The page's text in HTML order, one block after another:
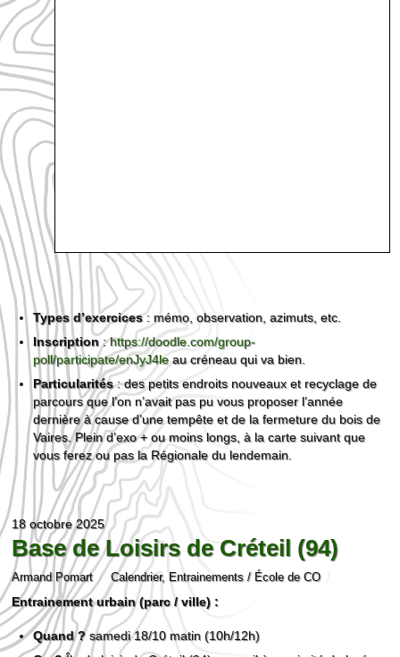
Types d’exercices: mémo, observation, azimuts, etc.
Inscription: https://doodle.com/group-
poll/participate/enJyJ4le au créneau qui va bien.
Particularités: des petits endroits nouveaux et recyclage de
parcours que l’on n’avait pas pu vous proposer l’année
dernière à cause d’une tempête et de la fermeture du bois de
Vaires. Plein d’exo + ou moins longs, à la carte suivant que
vous ferez ou pas la Régionale du lendemain.
18 octobre 2025
Base de Loisirs de Créteil (94)
Armand Pomart Calendrier,Entrainements / École de CO
Entrainement urbain (parc / ville) :
Quand ?samedi 18/10 matin (10h/12h)